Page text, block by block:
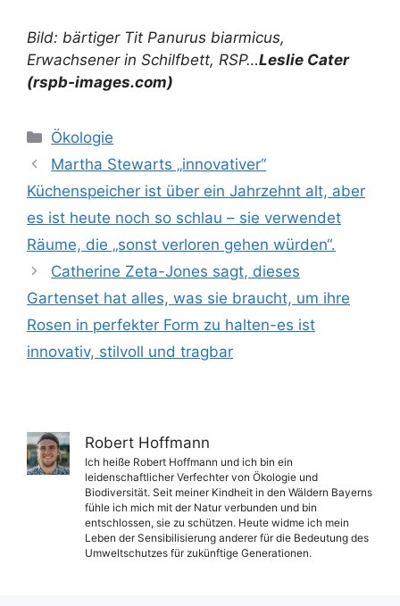
Bild: bärtiger Tit Panurus biarmicus,
Erwachsener in Schilfbett, RSP…Leslie Cater
(rspb-images.com)
Kategorien
Ökologie
Martha Stewarts „innovativer“
Küchenspeicher ist über ein Jahrzehnt alt, aber
es ist heute noch so schlau – sie verwendet
Räume, die „sonst verloren gehen würden“.
Catherine Zeta-Jones sagt, dieses
Gartenset hat alles, was sie braucht, um ihre
Rosen in perfekter Form zu halten-es ist
innovativ, stilvoll und tragbar
Robert Hoffmann
Ich heiße Robert Hoffmann und ich bin ein
leidenschaftlicher Verfechter von Ökologie und
Biodiversität. Seit meiner Kindheit in den Wäldern Bayerns
fühle ich mich mit der Natur verbunden und bin
entschlossen, sie zu schützen. Heute widme ich mein
Leben der Sensibilisierung anderer für die Bedeutung des
Umweltschutzes für zukünftige Generationen.